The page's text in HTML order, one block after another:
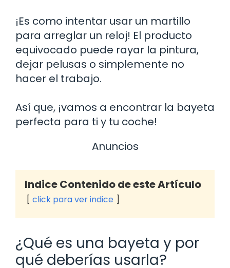
¡Es como intentar usar un martillo
para arreglar un reloj! El producto
equivocado puede rayar la pintura,
dejar pelusas o simplemente no
hacer el trabajo.
Así que, ¡vamos a encontrar la bayeta
perfecta para ti y tu coche!
Anuncios
Indice Contenido de este Artículo
click para ver indice
¿Qué es una bayeta y por
qué deberías usarla?